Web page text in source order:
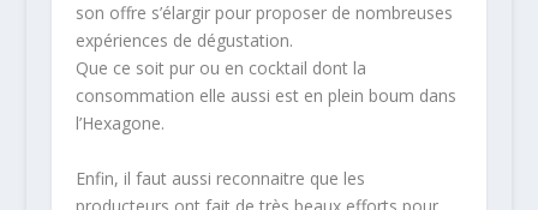
son offre s’élargir pour proposer de nombreuses
expériences de dégustation.
Que ce soit pur ou en cocktail dont la
consommation elle aussi est en plein boum dans
l’Hexagone.
Enfin, il faut aussi reconnaitre que les